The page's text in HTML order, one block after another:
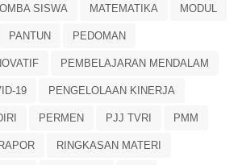
SISWA MATEMATIKA MODUL
PANTUN PEDOMAN
PEMBELAJARAN MENDALAM
19 PENGELOLAAN KINERJA
PERMEN PJJ TVRI PMM
RINGKASAN MATERI